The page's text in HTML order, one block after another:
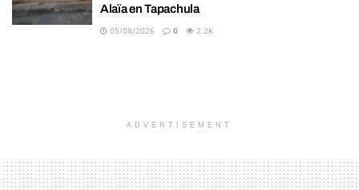
Alaïa en Tapachula
05/08/2026 0 2.2K
ADVERTISEMENT